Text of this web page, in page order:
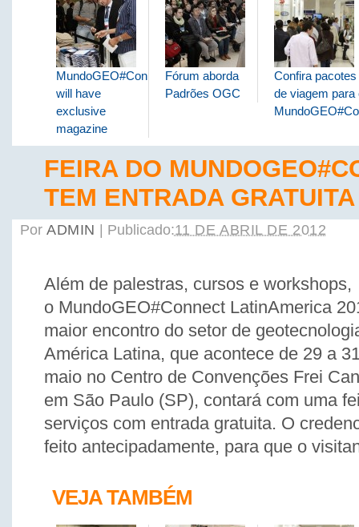
MundoGEO#Connect
will have
exclusive
magazine
Fórum aborda
Padrões OGC
Confira pacotes
de viagem para
FEIRA DO
TEM ENTRADA GRATUITA
Por ADMIN Publicado:11 DE ABRIL DE 2012
Além de palestras, cursos e workshops,
o MundoGEO#Connect LatinAmerica
maior encontro do setor de
América Latina, que acontece de 29 a
maio no Centro de Convenções Frei
em São Paulo (SP), contará com uma
serviços com entrada gratuita. O
feito antecipadamente, para que o
VEJA TAMBÉM